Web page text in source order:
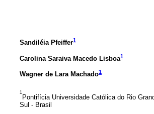
Sandiléia Pfeiffer1
Carolina Saraiva Macedo Lisboa1
Wagner de Lara Machado1
1
Pontifícia Universidade Católica do Rio
Sul - Brasil